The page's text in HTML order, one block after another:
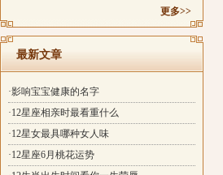
更多>>
最新文章
·影响宝宝健康的名字
·12星座相亲时最看重什么
·12星女最具哪种女人味
·12星座6月桃花运势